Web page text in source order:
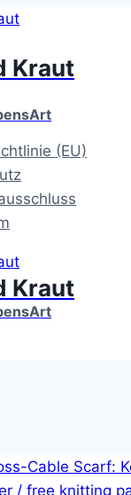
Kraut
(EU)
Kraut